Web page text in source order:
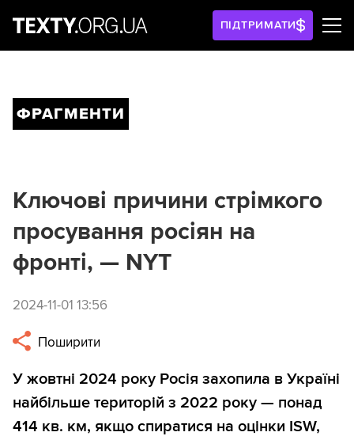
ПІДТРИМАТИ
ФРАГМЕНТИ
Ключові причини стрімкого
просування росіян на
фронті, — NYT
2024-11-01 13:56
Поширити
У жовтні 2024 року Росія захопила в Україні
найбільше територій з 2022 року — понад
414 кв. км, якщо спиратися на оцінки ISW,